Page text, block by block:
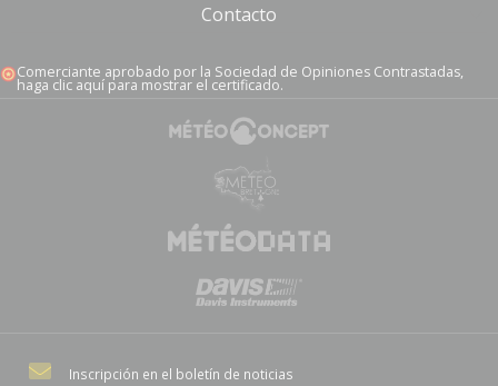
Contacto
Comerciante aprobado por la Sociedad de Opiniones Contrastadas,
haga clic aquí para mostrar el certificado.
Inscripción en el boletín de noticias